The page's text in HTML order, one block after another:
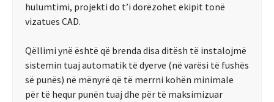
hulumtimi, projekti do t’i dorëzohet ekipit tonë
vizatues CAD.
Qëllimi ynë është që brenda disa ditësh të instalojmë
sistemin tuaj automatik të dyerve (në varësi të fushës
së punës) në mënyrë që të merrni kohën minimale
për të hequr punën tuaj dhe për të maksimizuar